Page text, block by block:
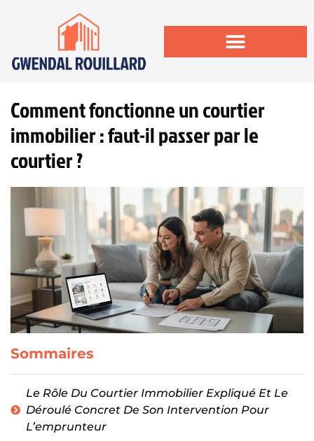
Comment fonctionne un courtier
immobilier : faut-il passer par le
courtier ?
Sommaires
Le Rôle Du Courtier Immobilier Expliqué Et Le
Déroulé Concret De Son Intervention Pour
L’emprunteur